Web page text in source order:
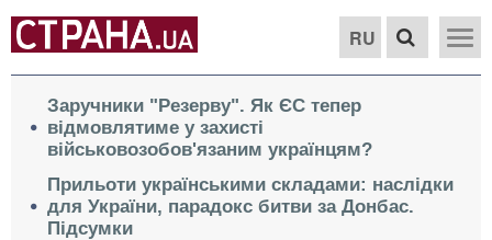
RU
Заручники "Резерву". Як ЄС тепер
відмовлятиме у захисті
військовозобов'язаним українцям?
Прильоти українськими складами: наслідки
для України, парадокс битви за Донбас.
Підсумки